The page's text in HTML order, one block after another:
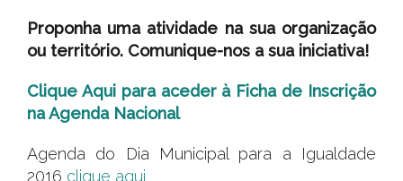
Proponha uma atividade na sua organização
ou território. Comunique-nos a sua iniciativa!
Clique Aqui para aceder à Ficha de Inscrição
na Agenda Nacional
Agenda do Dia Municipal para a Igualdade
2016 clique aqui